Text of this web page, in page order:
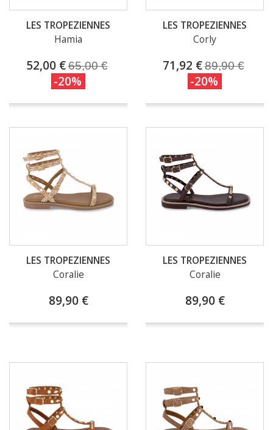
LES TROPEZIENNES
Hamia
52,00 €65,00 €
-20%
LES TROPEZIENNES
Corly
71,92 €89,90 €
-20%
LES TROPEZIENNES
Coralie
89,90 €
LES TROPEZIENNES
Coralie
89,90 €